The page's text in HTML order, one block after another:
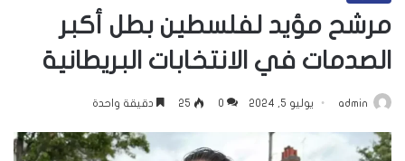
مرشح مؤيد لفلسطين بطل أكبر
الصدمات في الانتخابات البريطانية
admin يوليو 5, 2024 0
25 دقيقة واحدة